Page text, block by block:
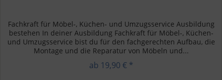
Fachkraft für Möbel-, Küchen- und Umzugsservice Ausbildung
bestehen In deiner Ausbildung Fachkraft für Möbel-, Küchen-
und Umzugsservice bist du für den fachgerechten Aufbau, die
Montage und die Reparatur von Möbeln und...
ab 19,90 € *